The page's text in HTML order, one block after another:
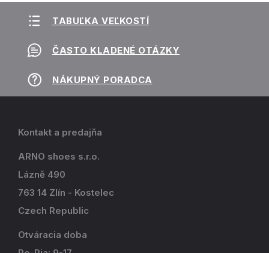
TABUĽKA VEĽKOSTÍ
ČASTO KLADENÉ OTÁZKY
NÁKUPNÝ PORADCA
Kontakt a predajňa
ARNO shoes s.r.o.
Lázně 490
763 14 Zlín - Kostelec
Czech Republic
Otváracia doba